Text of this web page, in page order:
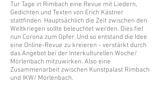
Tur Tage in Rimbach eine Revue mit Liedern,
Gedichten und Texten von Erich Kästner
stattfinden. Hauptsächlich die Zeit zwischen den
Weltkriegen sollte beleuchtet werden. Dies fiel
nun Corona zum Opfer. Und so entstand die Idee
eine Online-Revue zu kreieren - verstärkt durch
das Angebot bei der Interkulturellen Woche/
Mörlenbach mitzuwirken. Also eine
Zusammenarbeit zwischen Kunstpalast Rimbach
und IKW/ Mörlenbach.